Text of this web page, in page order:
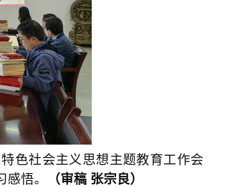
色社会主义思想主题教育工作会
悟。
（审稿 张宗良）